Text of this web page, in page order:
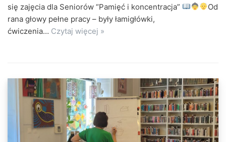
się zajęcia dla Seniorów “Pamięć i koncentracja”
Od
rana głowy pełne pracy – były łamigłówki,
ćwiczenia… Czytaj więcej »